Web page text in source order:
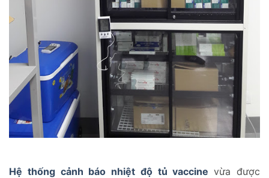
Hệ thống cảnh báo nhiệt độ tủ vaccine vừa được